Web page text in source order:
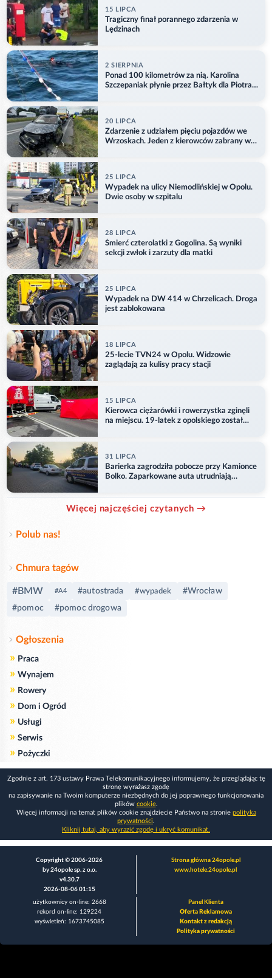
15 LIPCA
Tragiczny finał porannego zdarzenia w
Lędzinach
2 SIERPNIA
Ponad 100 kilometrów za nią. Karolina
Szczepaniak płynie przez Bałtyk dla Piotra.
20 LIPCA
Zdarzenie z udziałem pięciu pojazdów we
Wrzoskach. Jeden z kierowców zabrany w
25 LIPCA
Wypadek na ulicy Niemodlińskiej w Opolu.
Dwie osoby w szpitalu
28 LIPCA
Śmierć czterolatki z Gogolina. Są wyniki
sekcji zwłok i zarzuty dla matki
25 LIPCA
Wypadek na DW 414 w Chrzelicach. Droga
jest zablokowana
18 LIPCA
25-lecie TVN24 w Opolu. Widzowie
zaglądają za kulisy pracy stacji
15 LIPCA
Kierowca ciężarówki i rowerzystka zginęli
na miejscu. 19-latek z opolskiego został
31 LIPCA
Barierka zagrodziła pobocze przy Kamionce
Bolko. Zaparkowane auta utrudniają
Więcej najczęściej czytanych →
Polub nas!
Chmura tagów
#BMW #A4 #autostrada #wypadek #Wrocław
#pomoc #pomoc drogowa
Ogłoszenia
» Praca
» Wynajem
» Rowery
» Dom i Ogród
» Usługi
» Serwis
» Pożyczki
Zgodnie z art. 173 ustawy Prawa Telekomunikacyjnego informujemy, że przeglądając tę
stronę wyrażasz zgodę
na zapisywanie na Twoim komputerze niezbędnych do jej poprawnego funkcjonowania
plików cookie.
Więcej informacji na temat plików cookie znajdziecie Państwo na stronie polityka
prywatności.
Kliknij tutaj, aby wyrazić zgodę i ukryć komunikat.
Copyright © 2006-2026
by 24opole sp. z o.o.
v4.30.7
2026-08-06 01:15
Strona główna 24opole.pl
www.hotele.24opole.pl
użytkownicy on-line: 2668
rekord on-line: 129224
wyświetleń: 1673745085
Panel Klienta
Oferta Reklamowa
Kontakt z redakcją
Polityka prywatności